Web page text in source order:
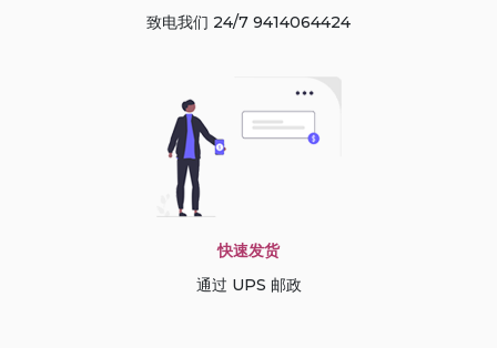
致电我们 24/7 9414064424
快速发货
通过 UPS 邮政